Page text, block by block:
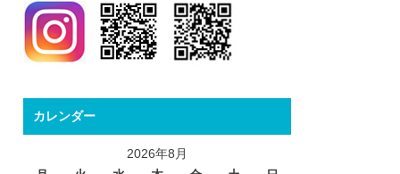
カレンダー
2026年8月